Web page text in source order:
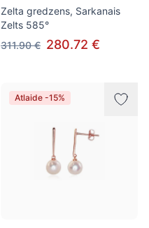
Zelta gredzens, Sarkanais
Zelts 585°
311.90 € 280.72 €
Atlaide -15%